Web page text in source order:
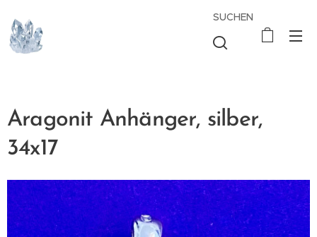
SUCHEN
Aragonit Anhänger, silber,
34x17